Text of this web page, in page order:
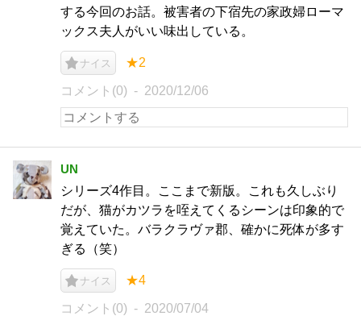
する今回のお話。被害者の下宿先の家政婦ローマ
ックス夫人がいい味出している。
ナイス ★2
コメント(0) 2020/12/06
UN
シリーズ4作目。ここまで新版。これも久しぶり
だが、猫がカツラを咥えてくるシーンは印象的で
覚えていた。バラクラヴァ郡、確かに死体が多す
ぎる（笑）
ナイス ★4
コメント(0) 2020/07/04